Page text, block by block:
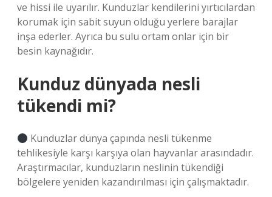
ve hissi ile uyarılır. Kunduzlar kendilerini yırtıcılardan
korumak için sabit suyun olduğu yerlere barajlar
inşa ederler. Ayrıca bu sulu ortam onlar için bir
besin kaynağıdır.
Kunduz dünyada nesli
tükendi mi?
Kunduzlar dünya çapında nesli tükenme
tehlikesiyle karşı karşıya olan hayvanlar arasındadır.
Araştırmacılar, kunduzların neslinin tükendiği
bölgelere yeniden kazandırılması için çalışmaktadır.